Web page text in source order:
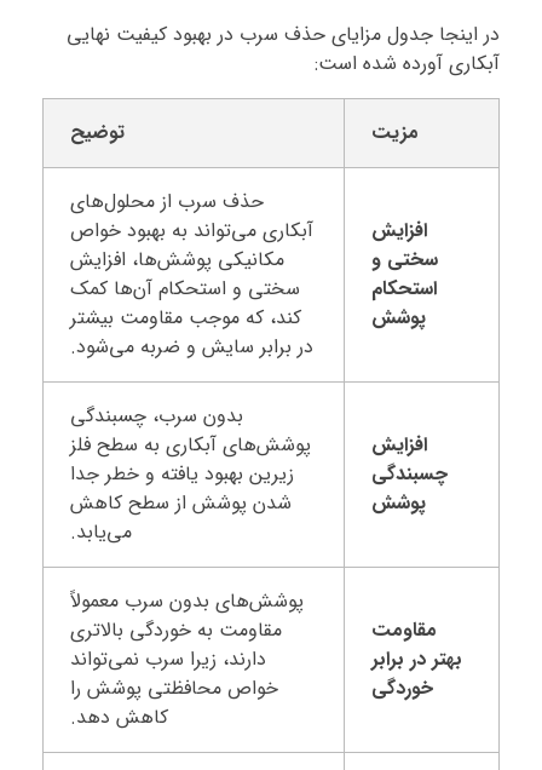
در اینجا جدول مزایای حذف سرب در بهبود کیفیت نهایی
آبکاری آورده شده است:
مزیت توضیح
افزایش
سختی و
استحکام
پوشش
حذف سرب از محلول‌های
آبکاری می‌تواند به بهبود خواص
مکانیکی پوشش‌ها، افزایش
سختی و استحکام آن‌ها کمک
کند، که موجب مقاومت بیشتر
در برابر سایش و ضربه می‌شود.
افزایش
چسبندگی
پوشش
بدون سرب، چسبندگی
پوشش‌های آبکاری به سطح فلز
زیرین بهبود یافته و خطر جدا
شدن پوشش از سطح کاهش
می‌یابد.
مقاومت
بهتر در برابر
خوردگی
پوشش‌های بدون سرب معمولاً
مقاومت به خوردگی بالاتری
دارند، زیرا سرب نمی‌تواند
خواص محافظتی پوشش را
کاهش دهد.